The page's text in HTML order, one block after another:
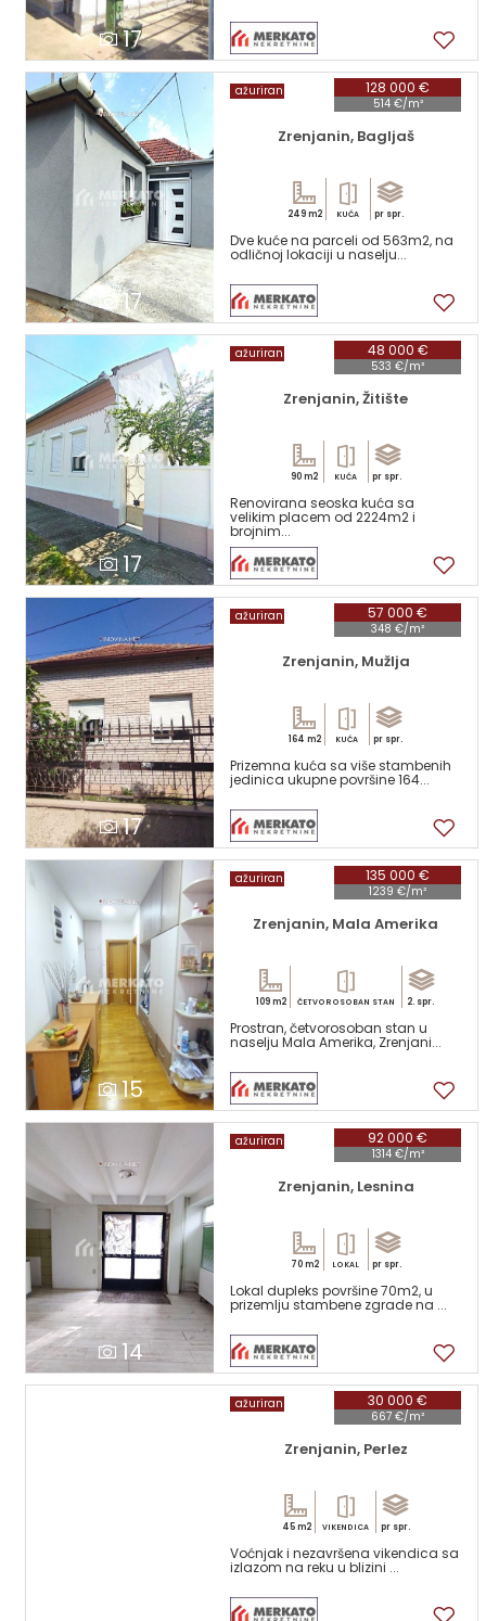
17
17
128 000 €
514 €/m²
ažuriran
Zrenjanin, Bagljaš
249 m2 KUĆA pr spr.
Dve kuće na parceli od 563m2, na
odličnoj lokaciji u naselju...
17
48 000 €
533 €/m²
ažuriran
Zrenjanin, Žitište
90 m2 KUĆA pr spr.
Renovirana seoska kuća sa
velikim placem od 2224m2 i
brojnim...
17
57 000 €
348 €/m²
ažuriran
Zrenjanin, Mužlja
164 m2 KUĆA pr spr.
Prizemna kuća sa više stambenih
jedinica ukupne površine 164...
15
135 000 €
1239 €/m²
ažuriran
Zrenjanin, Mala Amerika
109 m2 ČETVOROSOBAN STAN 2. spr.
Prostran, četvorosoban stan u
naselju Mala Amerika, Zrenjani...
14
92 000 €
1314 €/m²
ažuriran
Zrenjanin, Lesnina
70 m2 LOKAL pr spr.
Lokal dupleks površine 70m2, u
prizemlju stambene zgrade na ...
30 000 €
667 €/m²
ažuriran
Zrenjanin, Perlez
45 m2 VIKENDICA pr spr.
Voćnjak i nezavršena vikendica sa
izlazom na reku u blizini ...